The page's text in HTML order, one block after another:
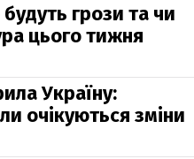
грози та чи
цього тижня
Україну:
очікуються зміни